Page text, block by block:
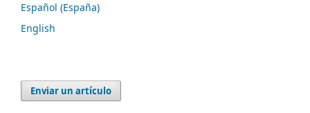
Español (España)
English
Enviar un artículo